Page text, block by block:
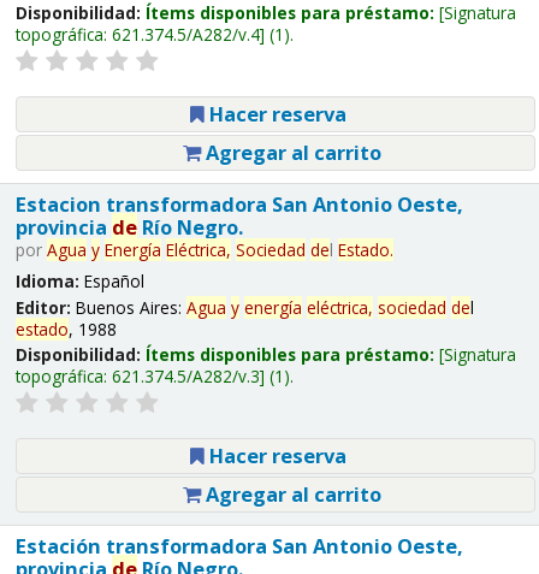
Disponibilidad: Ítems disponibles para préstamo: Signatura
topográfica: 621.374.5/A282/v.4 (1).
Hacer reserva
Agregar al carrito
Estacion transformadora San Antonio Oeste,
provincia deRío Negro.
por Agua y Energía Eléctrica, Sociedad del Estado.
Idioma: Español
Editor: Buenos Aires: Agua y energía eléctrica, sociedad del
estado, 1988
Disponibilidad: Ítems disponibles para préstamo: Signatura
topográfica: 621.374.5/A282/v.3 (1).
Hacer reserva
Agregar al carrito
Estación transformadora San Antonio Oeste,